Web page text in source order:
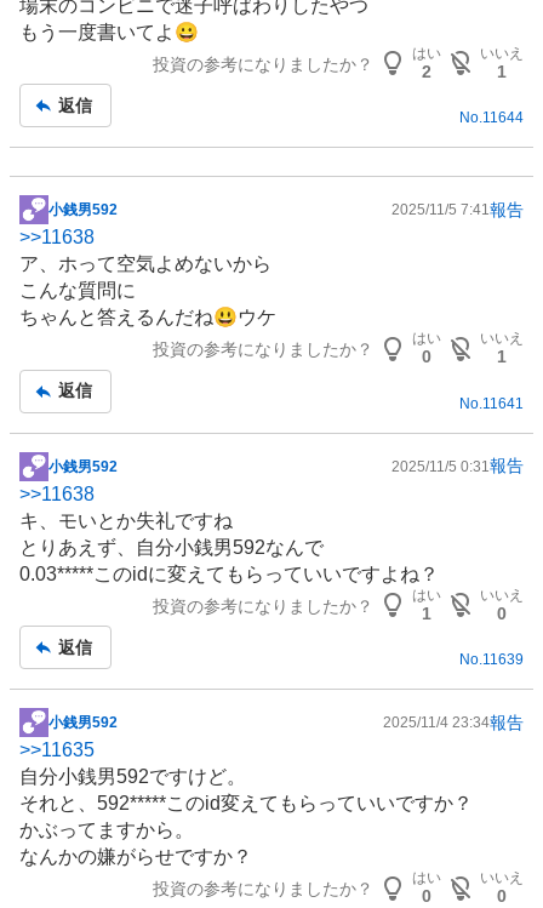
場末のコンビニで迷子呼ばわりしたやつ
もう一度書いてよ😀
投資の参考になりましたか？
はい
2
いいえ
1
返信
No.11644
掲
示
板
記
事
小銭男592 2025/11/5 7:41報告
>>11638
ア、ホって空気よめないから
こんな質問に
ちゃんと答えるんだね😃ウケ
投資の参考になりましたか？
はい
0
いいえ
1
返信
No. 11641
掲
示
板
記
事
小銭男592 2025/11/5 0:31 報告
>>11638
キ、モいとか失礼ですね
とりあえず、自分小銭男592なんで
0.03*****このidに変えてもらっていいですよね？
投資の参考になりましたか？
はい
1
いいえ
0
返信
No.11639
掲
示
板
記
事
小銭男592 2025/11/4 23:34報告
>>11635
自分小銭男592ですけど。
それと、592*****このid変えてもらっていいですか？
かぶってますから。
なんかの嫌がらせですか？
投資の参考になりましたか？
はい
0
いいえ
0